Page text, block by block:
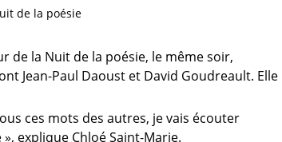
de la poésie
de la Nuit de la poésie, le même soir,
Jean-Paul Daoust et David Goudreault. Elle
ces mots des autres, je vais écouter
explique Chloé Saint-Marie.